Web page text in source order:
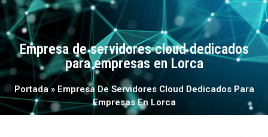
Empresa de servidores cloud dedicados
para empresas en Lorca
Portada» Empresa De Servidores Cloud Dedicados Para
Empresas En Lorca